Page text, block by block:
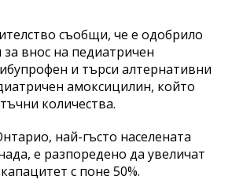
съобщи, че е одобрило
внос на педиатричен
и търси алтернативни
амоксицилин, който
количества.
най-гъсто населената
е разпоредено да увеличат
с поне 50%.